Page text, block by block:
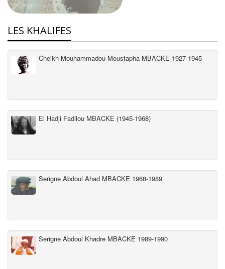
LES KHALIFES
Cheikh Mouhammadou Moustapha MBACKE 1927-1945
El Hadji Fadilou MBACKE (1945-1968)
Serigne Abdoul Ahad MBACKE 1968-1989
Serigne Abdoul Khadre MBACKE 1989-1990